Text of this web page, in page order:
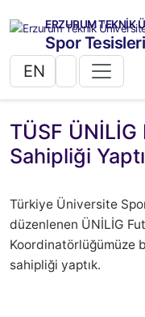
ERZURUM TEKNİK
Spor
EN
TÜSF ÜNİLİG
Sahipliği
Türkiye Üniversite
düzenlenen ÜNİLİG
Koordinatörlüğümüze
sahipliği yaptık.